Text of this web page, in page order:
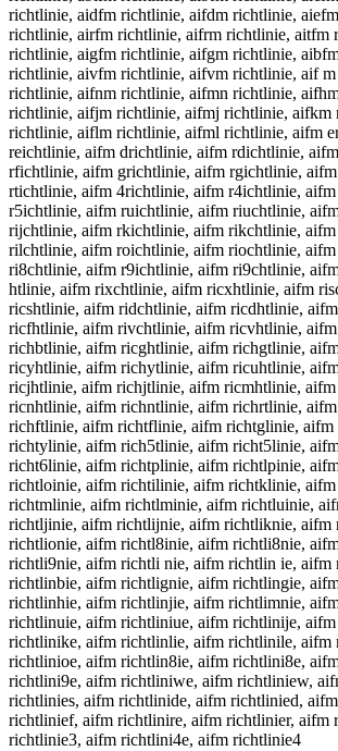
richtlinie, aidfm richtlinie, aifdm richtlinie,
richtlinie, airfm richtlinie, aifrm richtlinie, aitfm
richtlinie, aigfm richtlinie, aifgm richtlinie,
richtlinie, aivfm richtlinie, aifvm richtlinie, aif
richtlinie, aifnm richtlinie, aifmn richtlinie,
richtlinie, aifjm richtlinie, aifmj richtlinie, aifkm
richtlinie, aiflm richtlinie, aifml richtlinie, aifm
reichtlinie, aifm drichtlinie, aifm rdichtlinie,
rfichtlinie, aifm grichtlinie, aifm rgichtlinie,
rtichtlinie, aifm 4richtlinie, aifm r4ichtlinie,
r5ichtlinie, aifm ruichtlinie, aifm riuchtlinie,
rijchtlinie, aifm rkichtlinie, aifm rikchtlinie,
rilchtlinie, aifm roichtlinie, aifm riochtlinie,
ri8chtlinie, aifm r9ichtlinie, aifm ri9chtlinie,
htlinie, aifm rixchtlinie, aifm ricxhtlinie, aifm
ricshtlinie, aifm ridchtlinie, aifm ricdhtlinie,
ricfhtlinie, aifm rivchtlinie, aifm ricvhtlinie,
richbtlinie, aifm ricghtlinie, aifm richgtlinie,
ricyhtlinie, aifm richytlinie, aifm ricuhtlinie,
ricjhtlinie, aifm richjtlinie, aifm ricmhtlinie,
ricnhtlinie, aifm richntlinie, aifm richrtlinie,
richftlinie, aifm richtflinie, aifm richtglinie,
richtylinie, aifm rich5tlinie, aifm richt5linie,
richt6linie, aifm richtplinie, aifm richtlpinie,
richtloinie, aifm richtilinie, aifm richtklinie,
richtmlinie, aifm richtlminie, aifm richtluinie,
richtljinie, aifm richtlijnie, aifm richtliknie, aifm
richtlionie, aifm richtl8inie, aifm richtli8nie,
richtli9nie, aifm richtli nie, aifm richtlin ie, aifm
richtlinbie, aifm richtlignie, aifm richtlingie,
richtlinhie, aifm richtlinjie, aifm richtlimnie,
richtlinuie, aifm richtliniue, aifm richtlinije,
richtlinike, aifm richtlinlie, aifm richtlinile, aifm
richtlinioe, aifm richtlin8ie, aifm richtlini8e,
richtlini9e, aifm richtliniwe, aifm richtliniew,
richtlinies, aifm richtlinide, aifm richtlinied,
richtlinief, aifm richtlinire, aifm richtlinier, aifm
richtlinie3, aifm richtlini4e, aifm richtlinie4